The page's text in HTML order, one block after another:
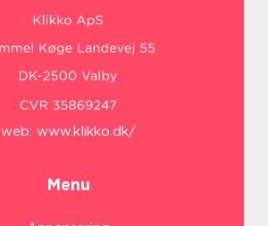
web: www.klikko.dk/
Menu